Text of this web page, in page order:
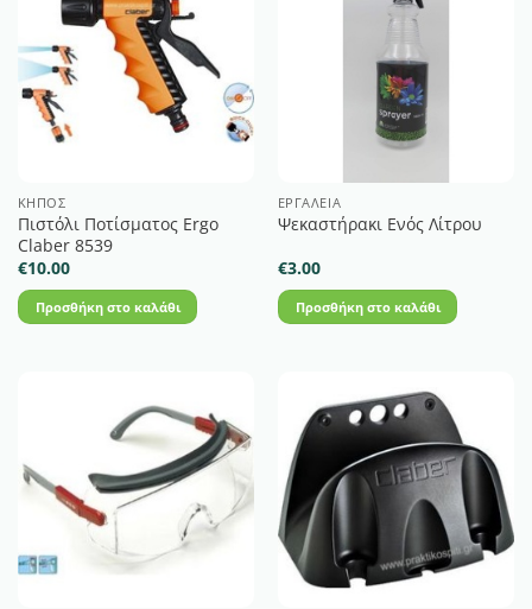
ΚΉΠΟΣ
Πιστόλι Ποτίσματος Ergo
Claber 8539
€10.00
Προσθήκη στο καλάθι
ΕΡΓΑΛΕΊΑ
Ψεκαστήρακι Ενός Λίτρου
€3.00
Προσθήκη στο καλάθι